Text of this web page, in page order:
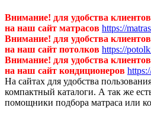
Внимание! для удобства
на наш сайт матрасов https://
Внимание! для удобства
на наш сайт потолков https://
Внимание! для удобства
на наш сайт кондиционеров
На сайтах для удобства
компактный каталоги. А так же
помощники подбора матраса или